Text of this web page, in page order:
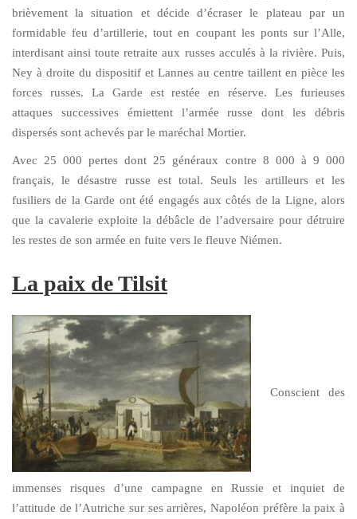
brièvement la situation et décide d’écraser le plateau par un
formidable feu d’artillerie, tout en coupant les ponts sur l’Alle,
interdisant ainsi toute retraite aux russes acculés à la rivière. Puis,
Ney à droite du dispositif et Lannes au centre taillent en pièce les
forces russes. La Garde est restée en réserve. Les furieuses
attaques successives émiettent l’armée russe dont les débris
dispersés sont achevés par le maréchal Mortier.
Avec 25 000 pertes dont 25 généraux contre 8 000 à 9 000
français, le désastre russe est total. Seuls les artilleurs et les
fusiliers de la Garde ont été engagés aux côtés de la Ligne, alors
que la cavalerie exploite la débâcle de l’adversaire pour détruire
les restes de son armée en fuite vers le fleuve Niémen.
La paix de Tilsit
Conscient des
immenses risques d’une campagne en Russie et inquiet de
l’attitude de l’Autriche sur ses arrières, Napoléon préfère la paix à